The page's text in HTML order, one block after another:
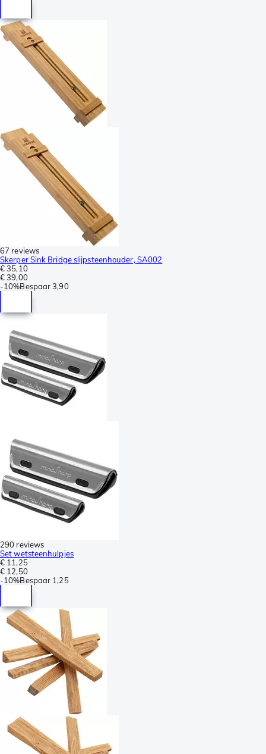
67 reviews
Skerper Sink Bridge slijpsteenhouder, SA002
€ 35,10
€ 39,00
-10%Bespaar 3,90
290 reviews
Set wetsteenhulpjes
€ 11,25
€ 12,50
-10%Bespaar 1,25